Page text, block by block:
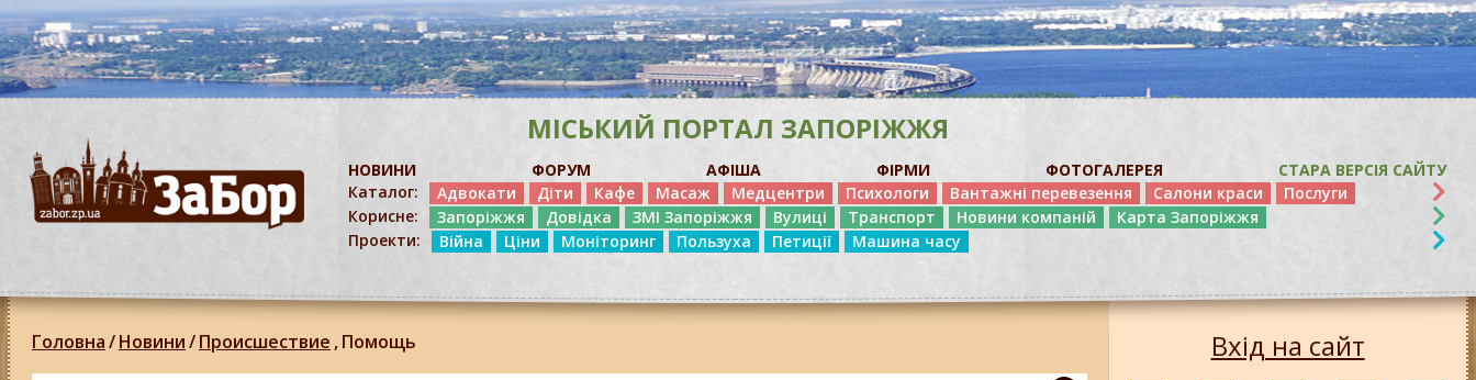
МІСЬКИЙ ПОРТАЛ ЗАПОРІЖЖЯ
НОВИНИ ФОРУМ АФІША ФІРМИ ФОТОГАЛЕРЕЯ
СТАРА ВЕРСІЯ САЙТУ
Каталог:
Адвокати Діти Кафе Масаж Медцентри Психологи Вантажні перевезення Салони краси
Послуги
Корисне:
Запоріжжя Довідка ЗМІ Запоріжжя Вулиці Транспорт Новини компаній
Карта Запоріжжя
Проекти:
Війна Ціни Моніторинг Пользуха Петиції Машина часу
Головна/Новини/Происшествие ,Помощь Вхід на сайт